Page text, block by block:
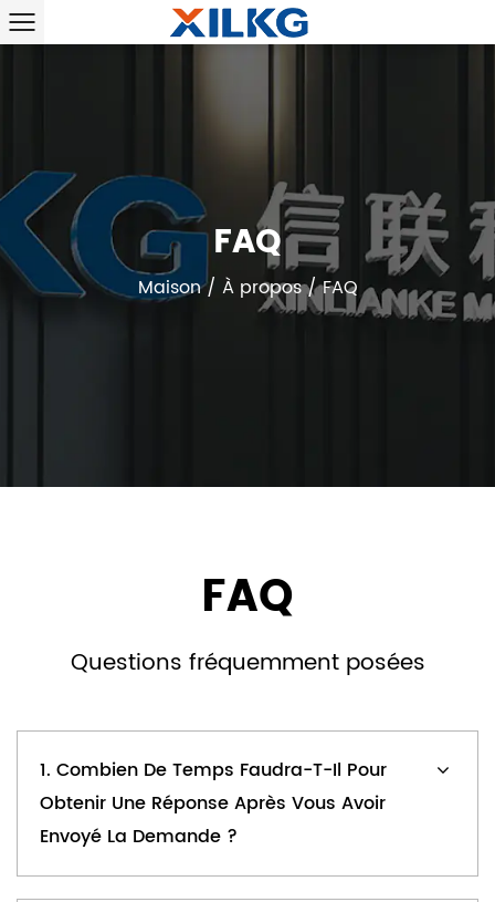
FAQ
Maison/ À propos/FAQ
FAQ
Questions fréquemment posées
1. Combien De Temps Faudra-T-Il Pour
Obtenir Une Réponse Après Vous Avoir
Envoyé La Demande ?